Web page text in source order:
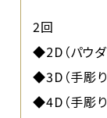
2回
◆2D（パウ
◆3D（手彫
◆4D（手彫